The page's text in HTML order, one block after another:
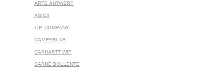
ARTE ANTWERP
ASICS
C.P. COMPANY
CAMPERLAB
CARHARTT WIP
CARNE BOLLENTE